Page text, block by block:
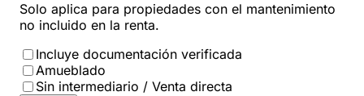
Solo aplica para propiedades con el mantenimiento
no incluido en la renta.
Incluye documentación verificada
Amueblado
Sin intermediario / Venta directa